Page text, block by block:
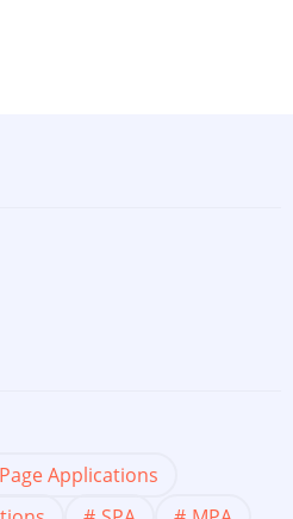
Applications